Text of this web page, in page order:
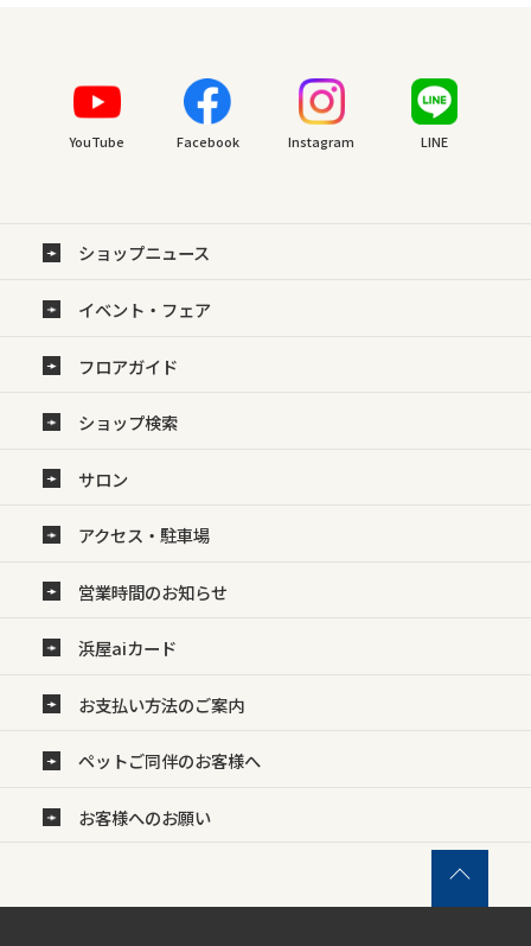
YouTube Facebook Instagram LINE
ショップニュース
イベント・フェア
フロアガイド
ショップ検索
サロン
アクセス・駐車場
営業時間のお知らせ
浜屋aiカード
お支払い方法のご案内
ペットご同伴のお客様へ
お客様へのお願い